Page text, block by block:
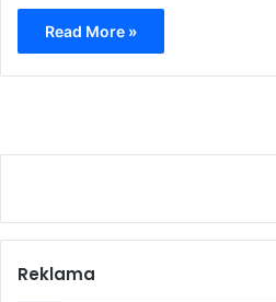
Read More »
Reklama